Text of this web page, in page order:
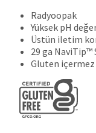
Radyoopak
Yüksek pH
Üstün iletim
29 ga
Gluten içermez